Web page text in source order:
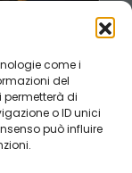
come i
del
di
o ID unici
può influire